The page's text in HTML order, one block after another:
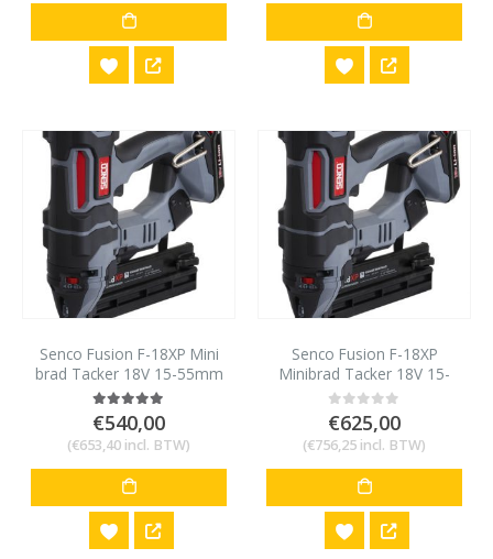
€705,50.
Senco Fusion F-18XP Mini
brad Tacker 18V 15-55mm
met 1 accu en lader
5.00out of 5
€540,00
(€653,40 incl. BTW)
Senco Fusion F-18XP
Minibrad Tacker 18V 15-
55mm met 2 accu’s en
lader
0out of 5
€625,00
(€756,25 incl. BTW)